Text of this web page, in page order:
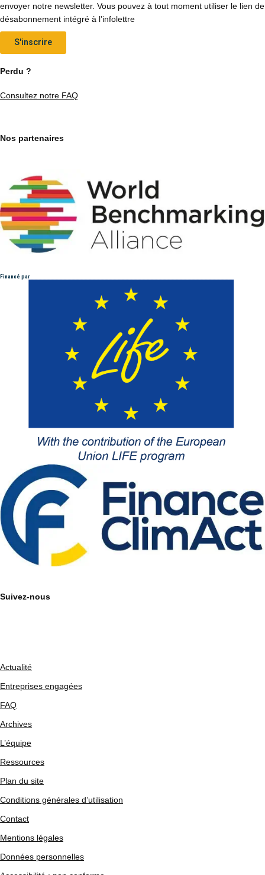
envoyer notre newsletter. Vous pouvez à tout moment utiliser le lien de
désabonnement intégré à l’infolettre
S'inscrire
Perdu ?
Consultez notre FAQ
Nos partenaires
Financé par
Suivez-nous
Actualité
Entreprises engagées
FAQ
Archives
L’équipe
Ressources
Plan du site
Conditions générales d’utilisation
Contact
Mentions légales
Données personnelles